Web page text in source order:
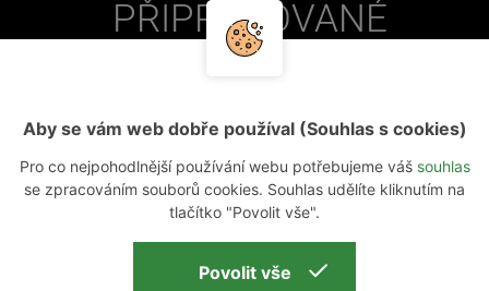
m.n.m.VÍCE O
PROJEKTU
PŘIPRAVOVANÉ
PROJEKTY
21 července
2026
NOVÁ MYSLIVNA:
ČERVENEC
PŘINESL
TEPELNÁ
Aby se vám web dobře používal (Souhlas s cookies)
Pro co nejpohodlnější používání webu potřebujeme váš souhlas
se zpracováním souborů cookies. Souhlas udělíte kliknutím na
tlačítko "Povolit vše".